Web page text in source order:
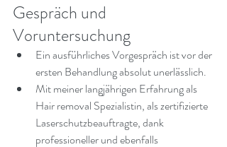
Gespräch und
Voruntersuchung
Ein ausführliches Vorgespräch ist vor der
ersten Behandlung absolut unerlässlich.
Mit meiner langjährigen Erfahrung als
Hair removal Spezialistin, als zertifizierte
Laserschutzbeauftragte, dank
professioneller und ebenfalls